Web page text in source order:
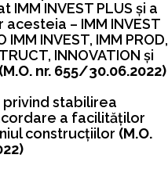
INVEST PLUS şi a
– IMM INVEST
IMM INVEST, IMM PROD,
INNOVATION şi
(M.O. nr. 655/30.06.2022)
privind stabilirea
a facilităţilor
construcţiilor (M.O.